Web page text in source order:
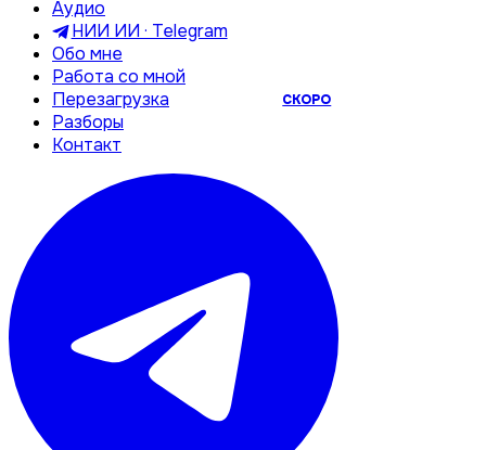
Аудио
НИИ ИИ · Telegram
Обо мне
Работа со мной
Перезагрузка
СКОРО
Разборы
Контакт